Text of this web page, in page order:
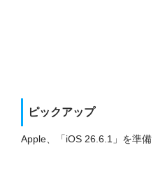
ピックアップ
Apple、「iOS 26.6.1」を準備